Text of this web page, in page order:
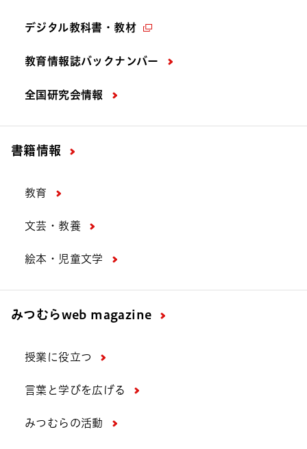
デジタル教科書・教材
教育情報誌バックナンバー
全国研究会情報
書籍情報
教育
文芸・教養
絵本・児童文学
みつむらweb magazine
授業に役立つ
言葉と学びを広げる
みつむらの活動